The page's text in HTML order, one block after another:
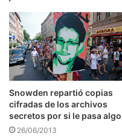
Snowden repartió copias
cifradas de los archivos
secretos por si le pasa algo
26/06/2013